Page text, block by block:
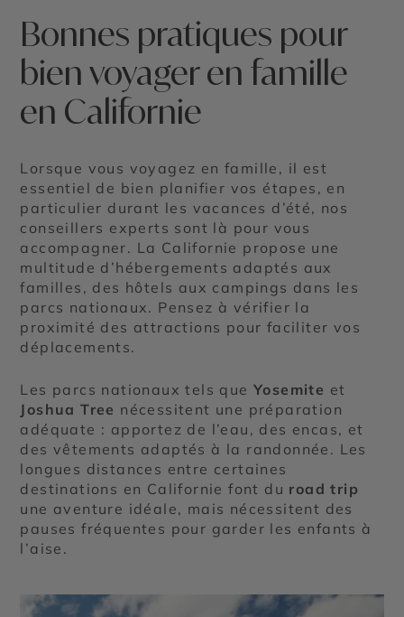
Bonnes pratiques pour
bien voyager en famille
en Californie
Lorsque vous voyagez en famille, il est
essentiel de bien planifier vos étapes, en
particulier durant les vacances d’été, nos
conseillers experts sont là pour vous
accompagner. La Californie propose une
multitude d’hébergements adaptés aux
familles, des hôtels aux campings dans les
parcs nationaux. Pensez à vérifier la
proximité des attractions pour faciliter vos
déplacements.
Les parcs nationaux tels queYosemite et
Joshua Tree nécessitent une préparation
adéquate : apportez de l’eau, des encas, et
des vêtements adaptés à la randonnée. Les
longues distances entre certaines
destinations en Californie font du road trip
une aventure idéale, mais nécessitent des
pauses fréquentes pour garder les enfants à
l’aise.